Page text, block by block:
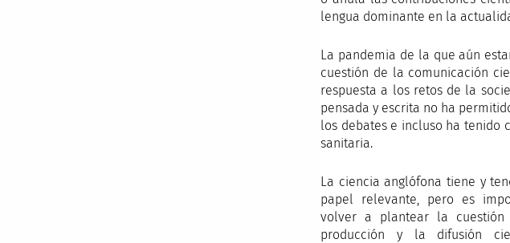
lengua dominante en la
La pandemia de la que aún
cuestión de la comunicación
respuesta a los retos de la
pensada y escrita no ha
los debates e incluso ha tenido
sanitaria.
La ciencia anglófona tiene y
papel relevante, pero es
volver a plantear la
producción y la difusión